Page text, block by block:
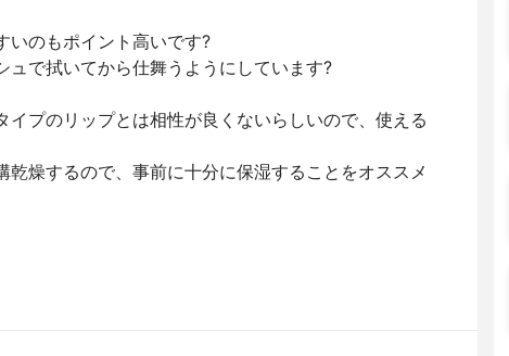
いのもポイント高いです?
ュで拭いてから仕舞うようにしています?
イプのリップとは相性が良くないらしいので、使える
乾燥するので、事前に十分に保湿することをオススメ